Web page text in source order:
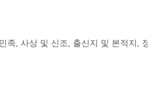
, 사상 및 신조, 출신지 및 본적지,